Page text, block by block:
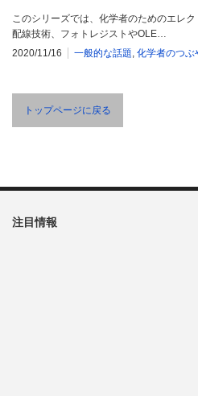
このシリーズでは、化学者のためのエレ
配線技術、フォトレジストやOLE…
2020/11/16
一般的な話題, 化学者のつぶ
トップページに戻る
注目情報